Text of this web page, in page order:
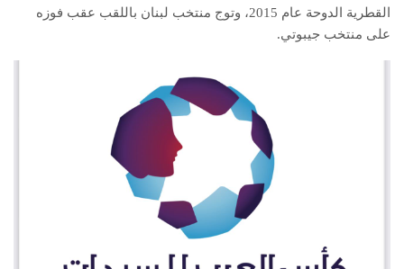
القطرية الدوحة عام 2015، وتوج منتخب لبنان باللقب عقب فوزه
على منتخب جيبوتي.